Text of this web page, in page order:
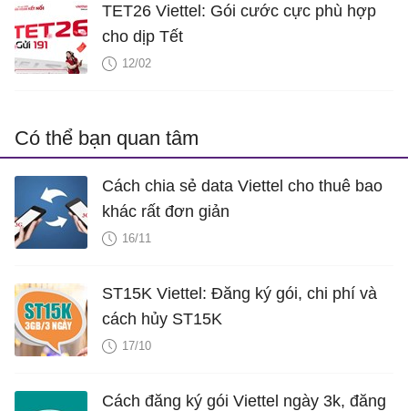
TET26 Viettel: Gói cước cực phù hợp
cho dịp Tết
12/02
Có thể bạn quan tâm
Cách chia sẻ data Viettel cho thuê bao
khác rất đơn giản
16/11
ST15K Viettel: Đăng ký gói, chi phí và
cách hủy ST15K
17/10
Cách đăng ký gói Viettel ngày 3k, đăng